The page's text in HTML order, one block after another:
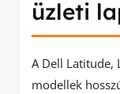
üzleti
A Dell Latitude,
modellek